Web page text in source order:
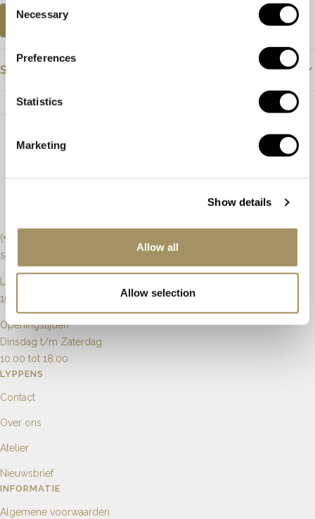
Selection
Necessary
Preferences
Statistics
Marketing
Show details
Allow all
Allow selection
AFSPRAAK PLANNEN
Specificaties
Prijs
(+31) 20 6270901
sales@lyppens.nl
Langebrugsteeg 8
1012 GB Amsterdam
Openingstijden
Dinsdag t/m Zaterdag
10.00 tot 18.00
LYPPENS
Contact
Over ons
Atelier
Nieuwsbrief
INFORMATIE
Algemene voorwaarden